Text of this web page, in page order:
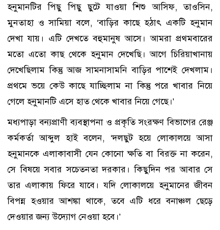
হনুমানটির পিছু পিছু ছুটে যাওয়া শিশু আসিফ, তাওসিন,
মুনতাহা ও সামিয়া বলে, ‘বাড়ির কাছে হঠাৎ একটি হনুমান
দেখা যায়। এটি দেখতে বহুমানুষ আসে। আমরা প্রথমবারের
মতো এতো কাছ থেকে হনুমান দেখেছি। আগে চিরিয়াখানায়
দেখেছিলাম কিন্তু আজ সামনাসামনি বাড়ির পাশেই দেখলাম।
প্রথমে ভয়ে কেউ কাছে যাচ্ছিলাম না কিন্তু পরে খাবার নিয়ে
গেলে হনুমানটি এসে হাত থেকে খাবার নিয়ে গেছে।’
মধ্যপাড়া বন্যপ্রাণী ব্যবস্থাপনা ও প্রকৃতি সংরক্ষণ বিভাগের রেঞ্জ
কর্মকর্তা আব্দুল হাই বলেন, ‘দলছুট হয়ে লোকালয়ে আসা
হনুমানকে এলাকাবাসী যেন কোনো ক্ষতি বা বিরক্ত না করেন,
সে বিষয়ে সবার সচেতনতা দরকার। কিছুদিন পর আবার সে
তার এলাকায় ফিরে যাবে। যদি লোকালয়ে হনুমানের জীবন
বিপন্ন হওয়ার আশঙ্কা থাকে, তবে এটি ধরে বনাঞ্চল ছেড়ে
দেওয়ার জন্য উদ্যোগ নেওয়া হবে।’